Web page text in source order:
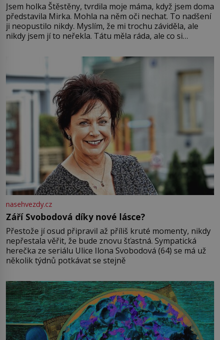
Jsem holka Štěstěny, tvrdila moje máma, když jsem doma
představila Mirka. Mohla na něm oči nechat. To nadšení
ji neopustilo nikdy. Myslím, že mi trochu záviděla, ale
nikdy jsem jí to neřekla. Tátu měla ráda, ale co si
Jsme spolu moc rádi Tehdy byla jiná doba, když
nasehvezdy.cz
Září Svobodová díky nové lásce?
Přestože jí osud připravil až příliš kruté momenty, nikdy
nepřestala věřit, že bude znovu šťastná. Sympatická
herečka ze seriálu Ulice Ilona Svobodová (64) se má už
několik týdnů potkávat se stejně